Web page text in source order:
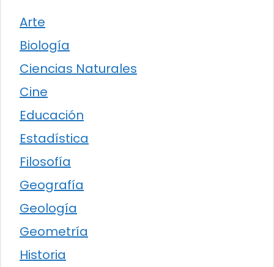
Arte
Biología
Ciencias Naturales
Cine
Educación
Estadística
Filosofía
Geografía
Geología
Geometría
Historia